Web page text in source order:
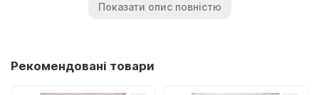
Тканина:футер 3-х нитка.
Показати опис повністю
Рекомендовані товари